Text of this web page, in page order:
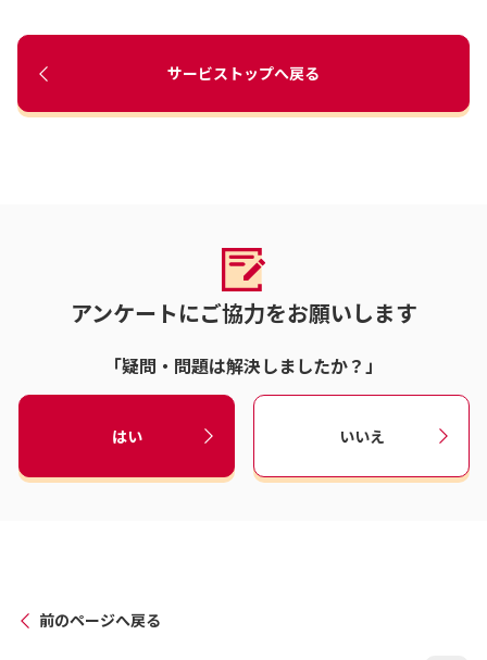
サービストップへ戻る
アンケートにご協力をお願いします
「疑問・問題は解決しましたか？」
はい いいえ
前のページへ戻る